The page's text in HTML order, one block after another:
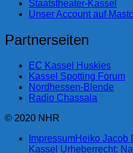
Staatstheater-Kassel
Unser Account auf
Partnerseiten
EC Kassel Huskies
Kassel Spotting Forum
Nordhessen-Blende
Radio Chassala
© 2020 NHR
ImpressumHeiko Jacob
Kassel Urheberrecht: